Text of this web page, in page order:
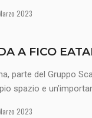
2023
A FICO
parte del Gruppo
spazio e
2023